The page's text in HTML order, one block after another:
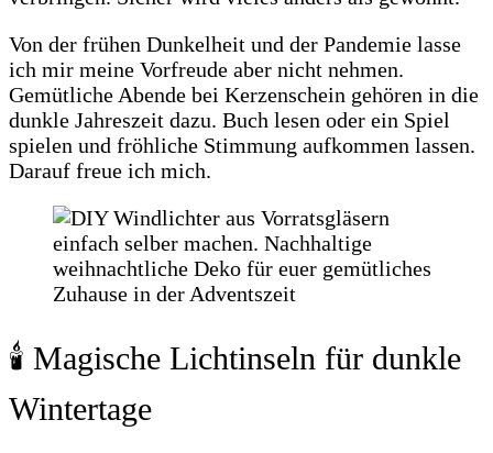
Von der frühen Dunkelheit und der Pandemie lasse
ich mir meine Vorfreude aber nicht nehmen.
Gemütliche Abende bei Kerzenschein gehören in die
dunkle Jahreszeit dazu. Buch lesen oder ein Spiel
spielen und fröhliche Stimmung aufkommen lassen.
Darauf freue ich mich.
🕯️ Magische Lichtinseln für dunkle
Wintertage